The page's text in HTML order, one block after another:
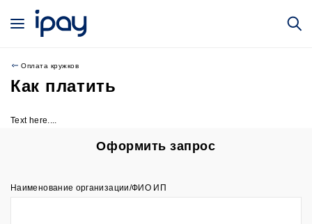
Оплата кружков
Как платить
Text here....
Оформить запрос
Наименование организации/ФИО ИП